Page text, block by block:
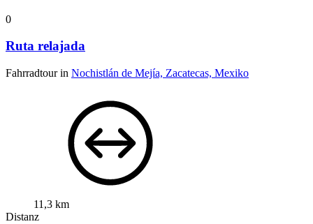
0
Ruta relajada
Fahrradtour in Nochistlán de Mejía, Zacatecas, Mexiko
11,3 km
Distanz